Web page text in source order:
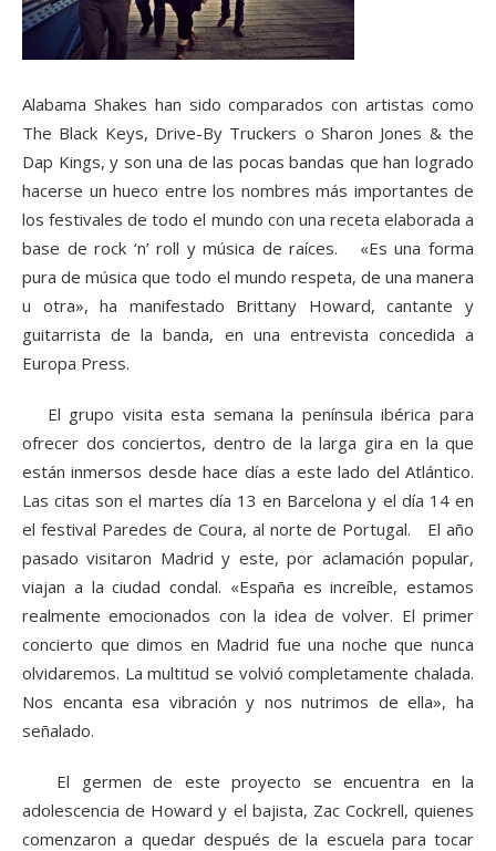
Alabama Shakes han sido comparados con artistas como
The Black Keys, Drive-By Truckers o Sharon Jones & the
Dap Kings, y son una de las pocas bandas que han logrado
hacerse un hueco entre los nombres más importantes de
los festivales de todo el mundo con una receta elaborada a
base de rock ‘n’ roll y música de raíces. «Es una forma
pura de música que todo el mundo respeta, de una manera
u otra», ha manifestado Brittany Howard, cantante y
guitarrista de la banda, en una entrevista concedida a
Europa Press.
El grupo visita esta semana la península ibérica para
ofrecer dos conciertos, dentro de la larga gira en la que
están inmersos desde hace días a este lado del Atlántico.
Las citas son el martes día 13 en Barcelona y el día 14 en
el festival Paredes de Coura, al norte de Portugal. El año
pasado visitaron Madrid y este, por aclamación popular,
viajan a la ciudad condal. «España es increíble, estamos
realmente emocionados con la idea de volver. El primer
concierto que dimos en Madrid fue una noche que nunca
olvidaremos. La multitud se volvió completamente chalada.
Nos encanta esa vibración y nos nutrimos de ella», ha
señalado.
El germen de este proyecto se encuentra en la
adolescencia de Howard y el bajista, Zac Cockrell, quienes
comenzaron a quedar después de la escuela para tocar